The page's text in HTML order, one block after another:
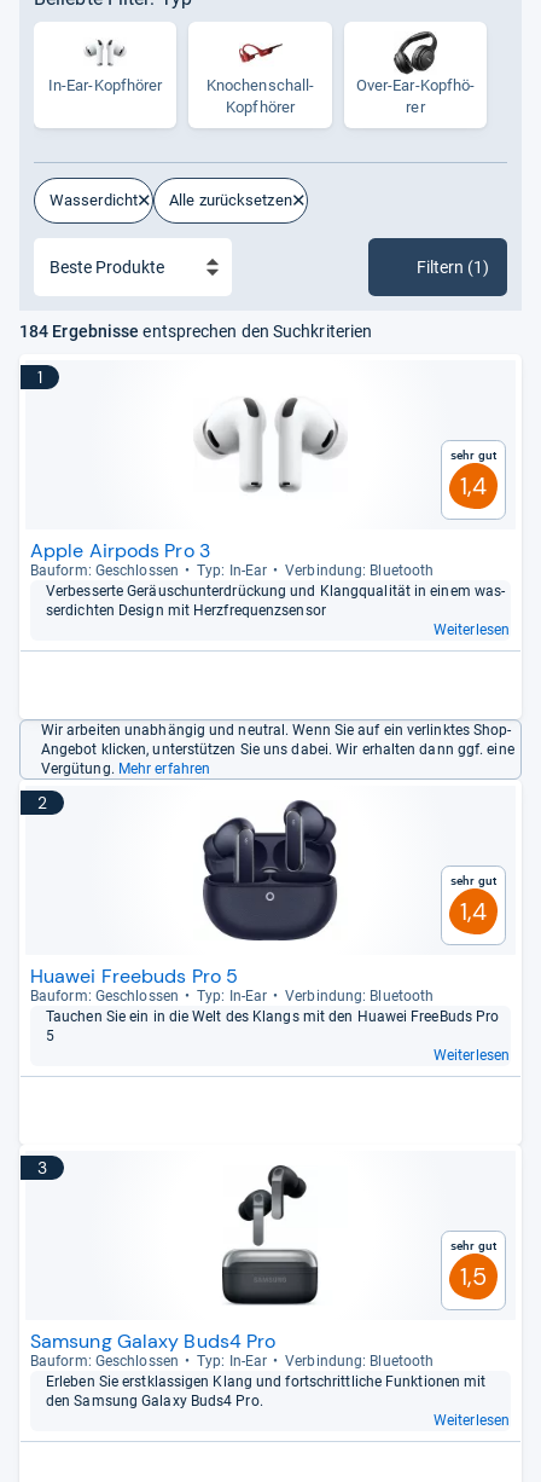
In-​Ear-​Kopf­hö­rer
Kno­chen­schall-​
Kopf­hö­rer
Over-​Ear-​Kopf­hö­
rer
Wasserdicht Alle zurücksetzen
Filtern (1)
184 Ergebnisse entsprechen den Suchkriterien
1
Sehr gut
1,4
Apple Airpods Pro 3
Bau­form: Geschlos­sen Typ: In-​Ear
Ver­bin­dung: Blue­tooth
Ver­bes­serte Geräusch­un­ter­drückung und Klang­qua­li­tät in einem was­
ser­dich­ten Design mit Herz­fre­quenz­sen­sor
Weiterlesen
Wir arbeiten unabhängig und neutral. Wenn Sie auf ein verlinktes Shop-
Angebot klicken, unterstützen Sie uns dabei. Wir erhalten dann ggf. eine
Vergütung. Mehr erfahren
2
Sehr gut
1,4
Huawei Freebuds Pro 5
Bau­form: Geschlos­sen Typ: In-​Ear
Ver­bin­dung: Blue­tooth
Tau­chen Sie ein in die Welt des Klangs mit den Hua­wei Free­Buds Pro
5
Weiterlesen
3
Sehr gut
1,5
Samsung Galaxy Buds4 Pro
Bau­form: Geschlos­sen Typ: In-​Ear
Ver­bin­dung: Blue­tooth
Erle­ben Sie erst­klas­si­gen Klang und fort­schritt­li­che Funk­tio­nen mit
den Sam­sung Galaxy Buds4 Pro.
Weiterlesen